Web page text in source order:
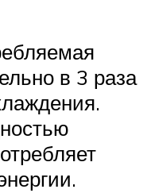
в 3 раза